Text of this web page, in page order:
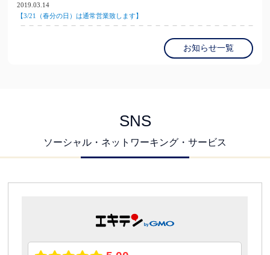
2019.03.14
【3/21（春分の日）は通常営業致します】
お知らせ一覧
SNS
ソーシャル・ネットワーキング・サービス